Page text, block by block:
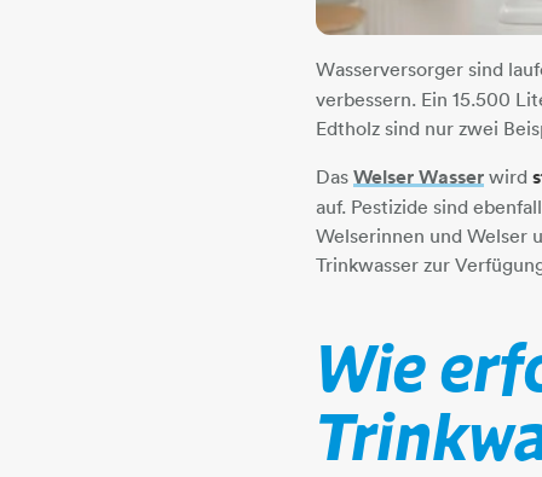
Wasserversorger sind
verbessern. Ein 15.500
Edtholz sind nur zwei
DasWelser Wasser wird
auf. Pestizide sind
Welserinnen und Welser
Trinkwasser zur
Wie